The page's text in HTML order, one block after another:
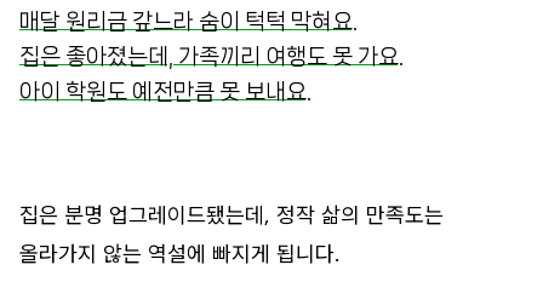
매달 원리금 갚느라 숨이 턱턱 막혀요.
집은 좋아졌는데, 가족끼리 여행도 못 가요.
아이 학원도 예전만큼 못 보내요.
집은 분명 업그레이드됐는데, 정작 삶의 만족도는
올라가지 않는 역설에 빠지게 됩니다.